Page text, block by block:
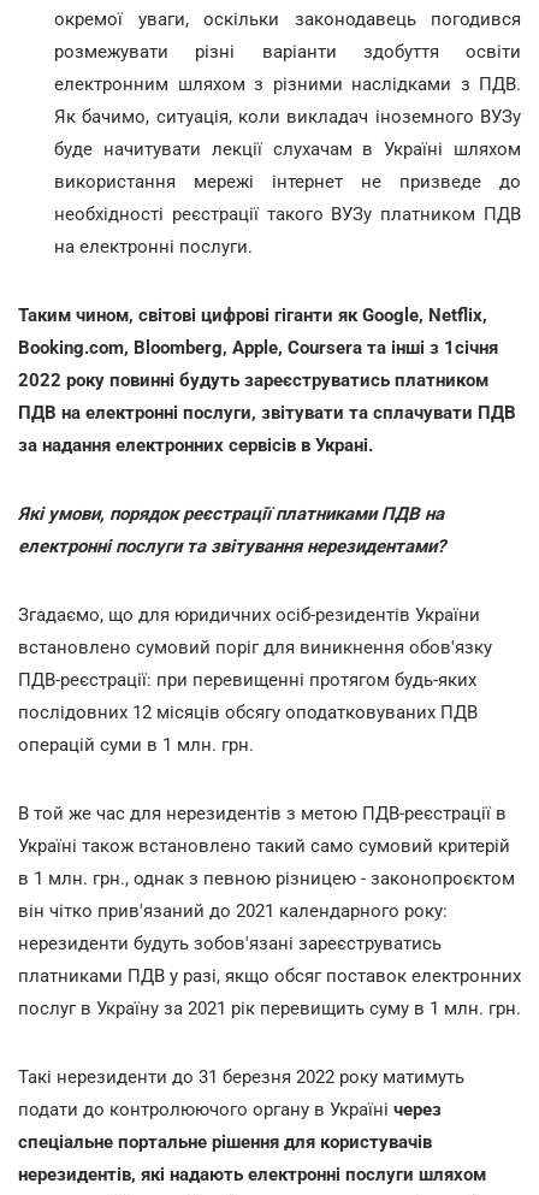
окремої уваги, оскільки законодавець погодився
розмежувати різні варіанти здобуття освіти
електронним шляхом з різними наслідками з ПДВ.
Як бачимо, ситуація, коли викладач іноземного ВУЗу
буде начитувати лекції слухачам в Україні шляхом
використання мережі інтернет не призведе до
необхідності реєстрації такого ВУЗу платником ПДВ
на електронні послуги.
Таким чином, світові цифрові гіганти як Google, Netflix,
Booking.com, Bloomberg, Apple, Coursera та інші з 1січня
2022 року повинні будуть зареєструватись платником
ПДВ на електронні послуги, звітувати та сплачувати ПДВ
за надання електронних сервісів в Украні.
Які умови, порядок реєстрації платниками ПДВ на
електронні послуги та звітування нерезидентами?
Згадаємо, що для юридичних осіб-резидентів України
встановлено сумовий поріг для виникнення обов'язку
ПДВ-реєстрації: при перевищенні протягом будь-яких
послідовних 12 місяців обсягу оподатковуваних ПДВ
операцій суми в 1 млн. грн.
В той же час для нерезидентів з метою ПДВ-реєстрації в
Україні також встановлено такий само сумовий критерій
в 1 млн. грн., однак з певною різницею - законопроєктом
він чітко прив'язаний до 2021 календарного року:
нерезиденти будуть зобов'язані зареєструватись
платниками ПДВ у разі, якщо обсяг поставок електронних
послуг в Україну за 2021 рік перевищить суму в 1 млн. грн.
Такі нерезиденти до 31 березня 2022 року матимуть
подати до контролюючого органу в Україні через
спеціальне портальне рішення для користувачів
нерезидентів, які надають електронні послуги шляхом